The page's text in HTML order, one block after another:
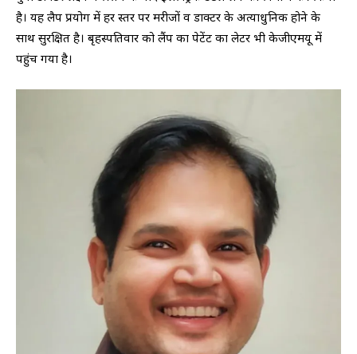
है। यह लैप प्रयोग में हर स्तर पर मरीजों व डाक्टर के अत्याधुनिक होने के
साथ सुरक्षित है। बृहस्पतिवार को लैंप का पेटेंट का लेटर भी केजीएमयू में
पहुंच गया है।